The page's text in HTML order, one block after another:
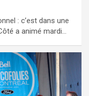
: c’est dans une
a animé mardi…